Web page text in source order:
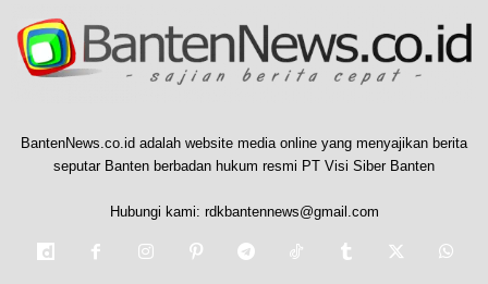
BantenNews.co.id adalah website media online yang menyajikan berita
seputar Banten berbadan hukum resmi PT Visi Siber Banten
Hubungi kami: rdkbantennews@gmail.com